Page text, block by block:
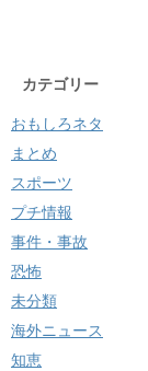
カテゴリー
おもしろネタ
まとめ
スポーツ
プチ情報
事件・事故
恐怖
未分類
海外ニュース
知恵